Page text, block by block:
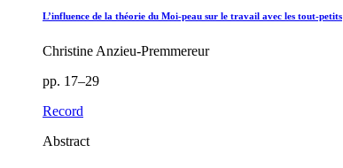
L’influence de la théorie du Moi-peau sur le travail avec les tout-petits
Christine Anzieu-Premmereur
pp. 17–29
Record
Abstract